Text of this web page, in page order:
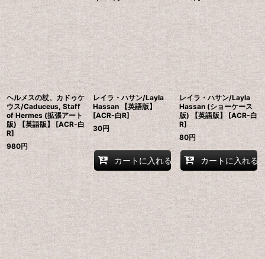
ヘルメスの杖、カドゥケ
ウス/Caduceus, Staff
of Hermes (拡張アート
版) 【英語版】 [ACR-白
R]
980円
レイラ・ハサン/Layla
Hassan 【英語版】
[ACR-白R]
30円
カートに入れる
レイラ・ハサン/Layla
Hassan (ショーケース
版) 【英語版】 [ACR-白
R]
80円
カートに入れる